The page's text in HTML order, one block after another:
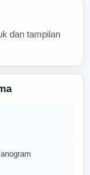
dan tampilan